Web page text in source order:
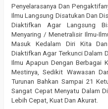
Penyelarasanya Dan
Ilmu Langsung Disatukan Dan
Diaktifkan Agar Langsung
Menyaring / Menetralisir Ilmu-
Masuk Kedalam Diri Kita
Diaktifkan Agar Terkunci Dalam
Ilmu Apapun Dengan Berbagai
Mestinya, Sedikit Wawasan
Turunan Bahkan Sampai 21
Sangat Cepat Menyatu Dalam
Lebih Cepat, Kuat Dan Akurat.